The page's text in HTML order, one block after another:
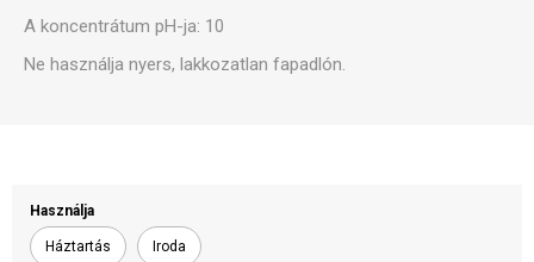
Használja
Háztartás Iroda
A koncentrátum pH-ja: 10
Ne használja nyers, lakkozatlan fapadlón.